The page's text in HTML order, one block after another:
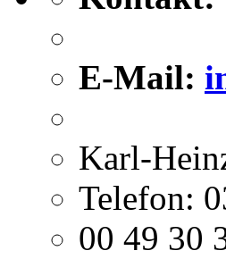
E-Mail:
Karl-
Telefon:
00 49 30